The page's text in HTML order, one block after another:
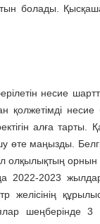
болады.
несие
қолжетімді
алға тарты.
маңызды.
олқылықтың
2022-2023
желісінің
шеңберінде 3